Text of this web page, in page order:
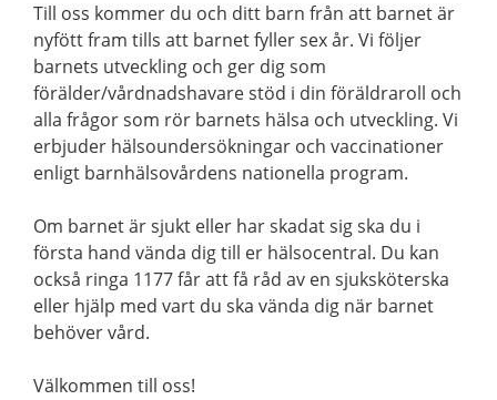
Till oss kommer du och ditt barn från att barnet är
nyfött fram tills att barnet fyller sex år. Vi följer
barnets utveckling och ger dig som
förälder/vårdnadshavare stöd i din föräldraroll och
alla frågor som rör barnets hälsa och utveckling. Vi
erbjuder hälsoundersökningar och vaccinationer
enligt barnhälsovårdens nationella program.
Om barnet är sjukt eller har skadat sig ska du i
första hand vända dig till er hälsocentral. Du kan
också ringa 1177 får att få råd av en sjuksköterska
eller hjälp med vart du ska vända dig när barnet
behöver vård.
Välkommen till oss!